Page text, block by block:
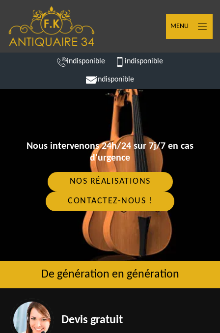
MENU
indisponible indisponible
indisponible
Nous intervenons 24h/24 sur 7j/7 en cas
d'urgence
NOS RÉALISATIONS
CONTACTEZ-NOUS !
De génération en génération
Devis gratuit